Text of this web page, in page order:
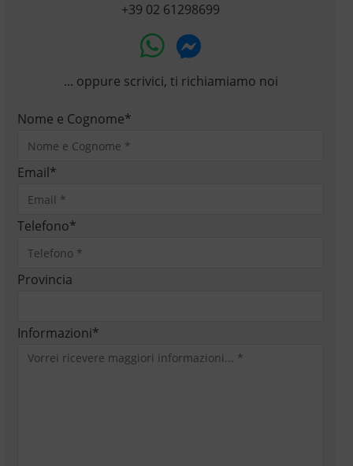
+39 02 61298699
... oppure scrivici, ti richiamiamo noi
Nome e Cognome*
Email*
Telefono*
Provincia
Informazioni*